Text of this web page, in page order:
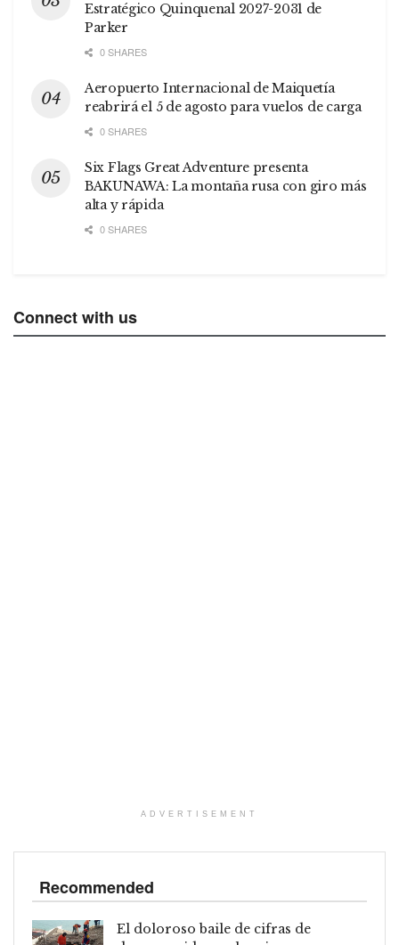
Estratégico Quinquenal 2027-2031 de
Parker
0 SHARES
Aeropuerto Internacional de Maiquetía
reabrirá el 5 de agosto para vuelos de carga
0 SHARES
Six Flags Great Adventure presenta
BAKUNAWA: La montaña rusa con giro más
alta y rápida
0 SHARES
Connect with us
ADVERTISEMENT
Recommended
El doloroso baile de cifras de